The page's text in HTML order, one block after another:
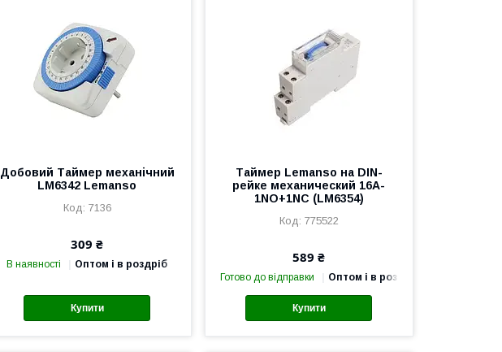
Добовий Таймер механічний
LM6342 Lemanso
7136
309 ₴
В наявності Оптом і в роздріб
Купити
Таймер Lemanso на DIN-
рейке механический 16A-
1NO+1NC (LM6354)
775522
589 ₴
Готово до відправки Оптом і в роздріб
Купити